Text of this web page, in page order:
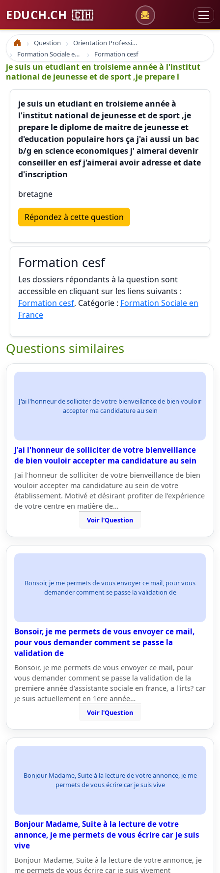
EDUCH.CH 🇨🇭
Accueil Question
Orientation Professionnelle
Formation Sociale en France
Formation cesf
je suis un etudiant en troisieme année à l'institut
national de jeunesse et de sport ,je prepare l
je suis un etudiant en troisieme année à
l'institut national de jeunesse et de sport ,je
prepare le diplome de maitre de jeunesse et
d'education populaire hors ça j'ai aussi un bac
b/g en science economiques j' aimerai devenir
conseiller en esf j'aimerai avoir adresse et date
d'inscription
bretagne
Répondez à cette question
Formation cesf
Les dossiers répondants à la question sont
accessible en cliquant sur les liens suivants :
Formation cesf, Catégorie : Formation Sociale en
France
Questions similaires
J'ai l'honneur de solliciter de votre bienveillance de bien vouloir
accepter ma candidature au sein
J'ai l'honneur de solliciter de votre bienveillance
de bien vouloir accepter ma candidature au sein
J'ai l'honneur de solliciter de votre bienveillance de bien
vouloir accepter ma candidature au sein de votre
établissement. Motivé et désirant profiter de l'expérience
de votre centre en matière de…
Voir l'Question
Bonsoir, je me permets de vous envoyer ce mail, pour vous
demander comment se passe la validation de
Bonsoir, je me permets de vous envoyer ce mail,
pour vous demander comment se passe la
validation de
Bonsoir, je me permets de vous envoyer ce mail, pour
vous demander comment se passe la validation de la
premiere année d'assistante sociale en france, a l'irts? car
je suis actuellement en 1ere année…
Voir l'Question
Bonjour Madame, Suite à la lecture de votre annonce, je me
permets de vous écrire car je suis vive
Bonjour Madame, Suite à la lecture de votre
annonce, je me permets de vous écrire car je suis
vive
Bonjour Madame, Suite à la lecture de votre annonce, je
me permets de vous écrire car je suis vivement